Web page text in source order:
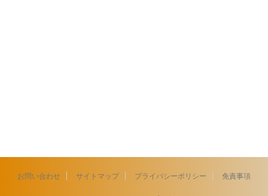
お問い合わせ サイトマップ プライバシーポリシー 免責事項